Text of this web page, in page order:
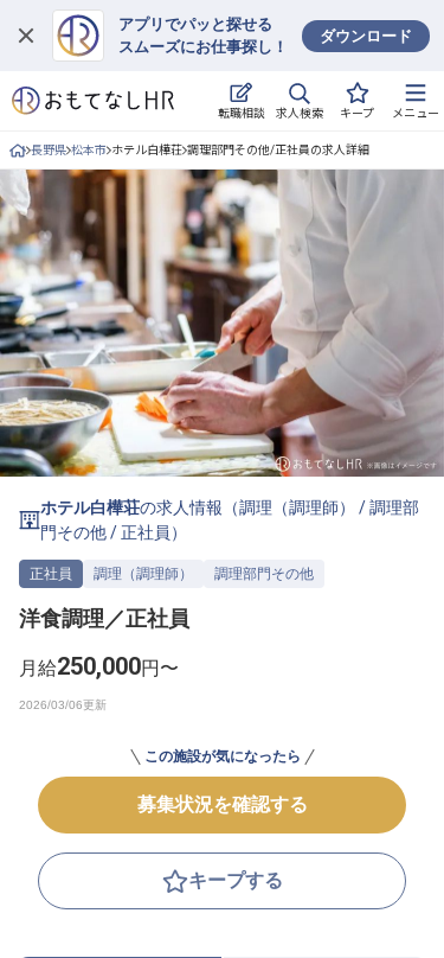
アプリでパッと探せる
スムーズにお仕事探し！
ダウンロード
転職相談 求人検索 キープ メニュー
ログイン
求人・施設を探す
就職・転職 合同説明会
おもてなしHRについて
ご利用の流れ
よくある質問
ホテル・宿泊業界情報コラム
無料 転職サポートに申し込む
採用をお考えの企業様へ
長野県 松本市 ホテル白樺荘 調理部門その他/正社員の求人詳細
ホテル白樺荘の求人情報（調理（調理師） /調理部
門その他/正社員 ）
正社員 調理（調理師） 調理部門その他
洋食調理／正社員
月給250,000円〜
この施設が気になったら
募集状況を確認する
キープする